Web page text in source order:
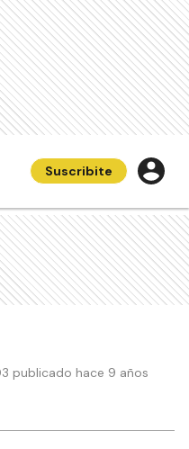
Suscribite
publicado hace 9 años